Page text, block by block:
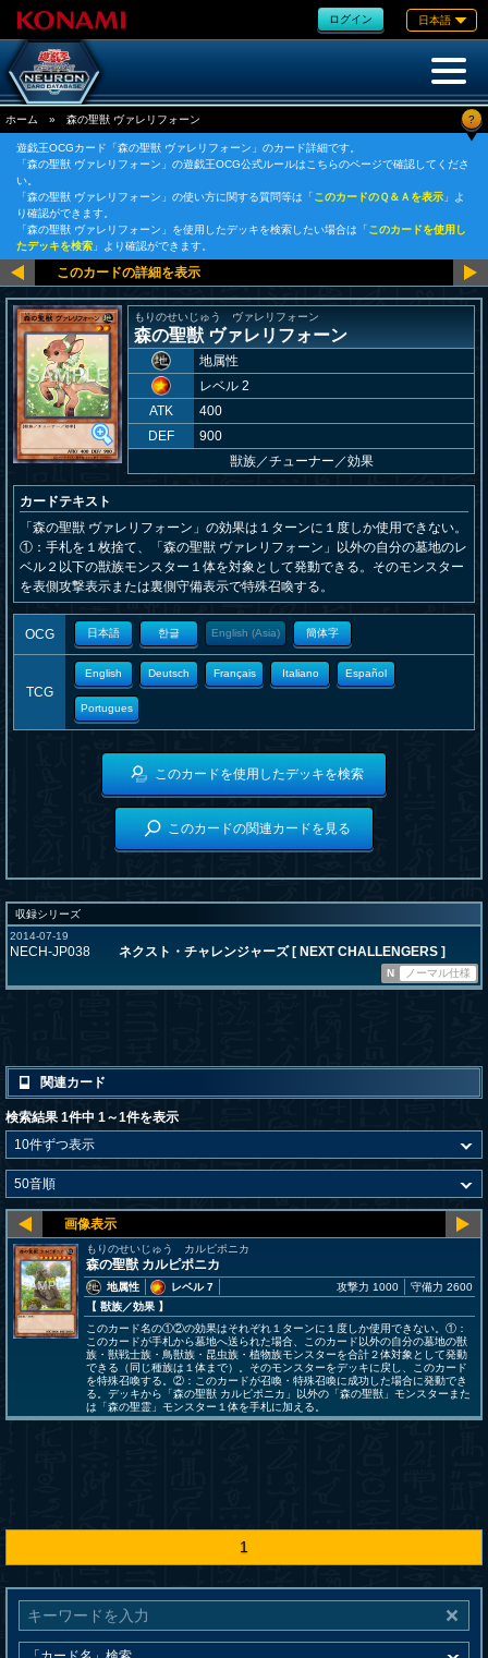
ログイン 日本語
ホーム » 森の聖獣 ヴァレリフォーン ?
遊戯王OCGカード「森の聖獣 ヴァレリフォーン」のカード詳細です。
「森の聖獣 ヴァレリフォーン」の遊戯王OCG公式ルールはこちらのページで確認してくださ
い。
「森の聖獣 ヴァレリフォーン」の使い方に関する質問等は「このカードのＱ＆Ａを表示 」よ
り確認ができます。
「森の聖獣 ヴァレリフォーン」を使用したデッキを検索したい場合は「このカードを使用し
たデッキを検索 」より確認ができます。
もりのせいじゅう ヴァレリフォーン
森の聖獣 ヴァレリフォーン
地属性
レベル 2
ATK
400
DEF
900
獣族／チューナー／効果
カードテキスト
「森の聖獣 ヴァレリフォーン」の効果は１ターンに１度しか使用できない。
①：手札を１枚捨て、「森の聖獣 ヴァレリフォーン」以外の自分の墓地のレ
ベル２以下の獣族モンスター１体を対象として発動できる。そのモンスター
を表側攻撃表示または裏側守備表示で特殊召喚する。
OCG 日本語 한글 English (Asia) 簡体字
TCG
English Deutsch Français Italiano Español
Portugues
このカードを使用したデッキを検索
このカードの関連カードを見る
収録シリーズ
2014-07-19
NECH-JP038 ネクスト・チャレンジャーズ [ NEXT CHALLENGERS ]
N ノーマル仕様
関連カード
検索結果 1件中 1～1件を表示
もりのせいじゅう カルピポニカ
森の聖獣 カルピポニカ
地属性
レベル 7
【 獣族／効果 】
攻撃力 1000 守備力 2600
このカード名の①②の効果はそれぞれ１ターンに１度しか使用できない。①：
このカードが手札から墓地へ送られた場合、このカード以外の自分の墓地の獣
族・獣戦士族・鳥獣族・昆虫族・植物族モンスターを合計２体対象として発動
できる（同じ種族は１体まで）。そのモンスターをデッキに戻し、このカード
を特殊召喚する。②：このカードが召喚・特殊召喚に成功した場合に発動でき
る。デッキから「森の聖獣 カルピポニカ」以外の「森の聖獣」モンスターまた
は「森の聖霊」モンスター１体を手札に加える。
1